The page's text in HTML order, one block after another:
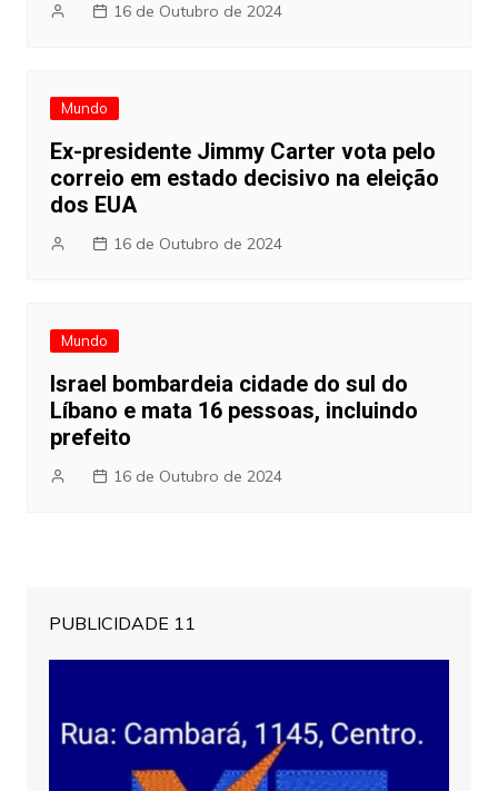
16 de Outubro de 2024
Mundo
Ex-presidente Jimmy Carter vota pelo
correio em estado decisivo na eleição
dos EUA
16 de Outubro de 2024
Mundo
Israel bombardeia cidade do sul do
Líbano e mata 16 pessoas, incluindo
prefeito
16 de Outubro de 2024
PUBLICIDADE 11